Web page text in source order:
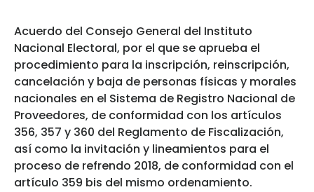
Acuerdo del Consejo General del Instituto
Nacional Electoral, por el que se aprueba el
procedimiento para la inscripción, reinscripción,
cancelación y baja de personas físicas y morales
nacionales en el Sistema de Registro Nacional de
Proveedores, de conformidad con los artículos
356, 357 y 360 del Reglamento de Fiscalización,
así como la invitación y lineamientos para el
proceso de refrendo 2018, de conformidad con el
artículo 359 bis del mismo ordenamiento.